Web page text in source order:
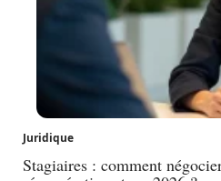
Juridique
Stagiaires : comment